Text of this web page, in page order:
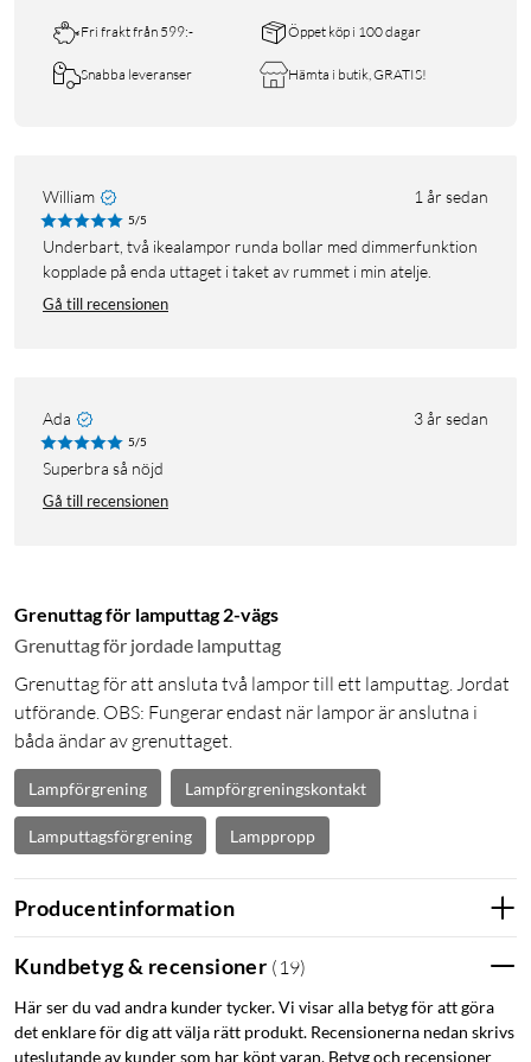
Fri frakt från 599:- Öppet köp i 100 dagar
Snabba leveranser Hämta i butik, GRATIS!
William 1 år sedan
5/5
underbart, två ikealampor runda bollar med dimmerfunktion
kopplade på enda uttaget i taket av rummet i min atelje.
Gå till recensionen
Ada 3 år sedan
5/5
Superbra så nöjd
Gå till recensionen
Grenuttag för lamputtag 2-vägs
Grenuttag för jordade lamputtag
Grenuttag för att ansluta två lampor till ett lamputtag. Jordat
utförande. OBS: Fungerar endast när lampor är anslutna i
båda ändar av grenuttaget.
Lampförgrening Lampförgreningskontakt
Lamputtagsförgrening Lamppropp
Producentinformation
Kundbetyg & recensioner ( 19)
Här ser du vad andra kunder tycker. Vi visar alla betyg för att göra
det enklare för dig att välja rätt produkt. Recensionerna nedan skrivs
uteslutande av kunder som har köpt varan. Betyg och recensioner